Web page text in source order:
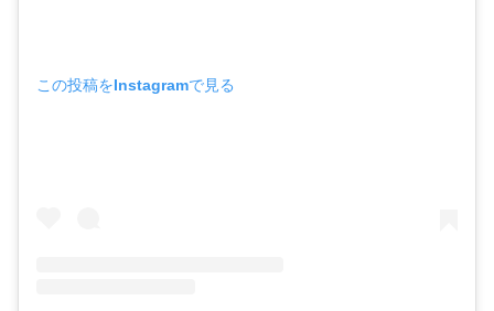
この投稿をInstagramで見る